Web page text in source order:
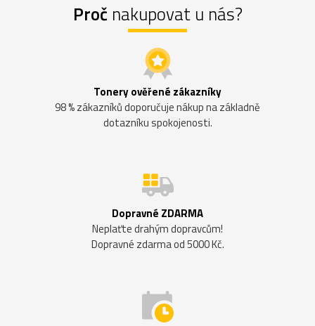
Proč nakupovat u nás?
Tonery ověřené zákazníky
98 % zákazníků doporučuje nákup na základně
dotazníku spokojenosti.
Dopravné ZDARMA
Neplaťte drahým dopravcům!
Dopravné zdarma od 5000 Kč.